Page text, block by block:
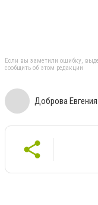
Если вы заметили ошибку,
сообщить об этом редакции
Доброва Евгения